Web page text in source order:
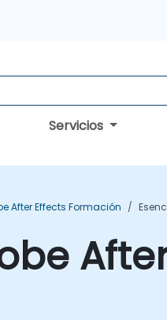
Servicios
After Effects Formación